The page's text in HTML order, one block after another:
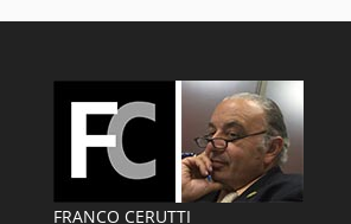
FRANCO CERUTTI